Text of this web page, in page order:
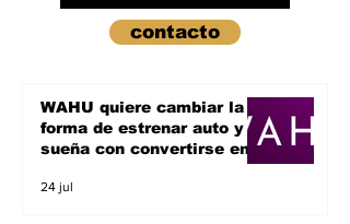
contacto
WAHU quiere cambiar la
forma de estrenar auto y
sueña con convertirse en
24 jul